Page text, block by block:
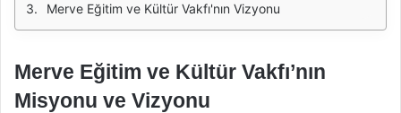
Merve Eğitim ve Kültür Vakfı'nın Vizyonu
Merve Eğitim ve Kültür Vakfı’nın
Misyonu ve Vizyonu